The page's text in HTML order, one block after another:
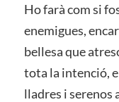
Ho farà com si
enemigues,
bellesa que
tota la intenció,
lladres i serenos